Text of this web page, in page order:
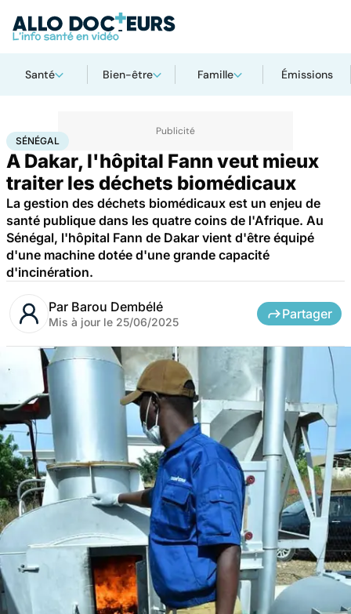
Santé Bien-être Famille Émissions
AccueilSanté
SÉNÉGAL
A Dakar, l'hôpital Fann veut mieux
traiter les déchets biomédicaux
La gestion des déchets biomédicaux est un enjeu de
santé publique dans les quatre coins de l'Afrique. Au
Sénégal, l'hôpital Fann de Dakar vient d'être équipé
d'une machine dotée d'une grande capacité
d'incinération.
Par Barou Dembélé
Mis à jour le 25/06/2025
Partager